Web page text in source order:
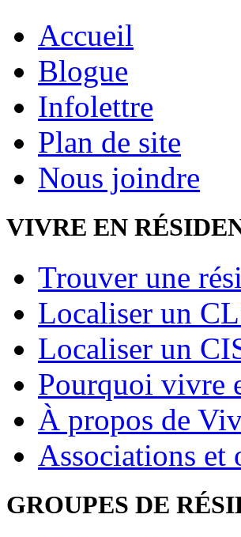
Accueil
Blogue
Infolettre
Plan de site
Nous joindre
VIVRE EN
Trouver une
Localiser un
Localiser un
Pourquoi vivre
À propos de
Associations et
GROUPES DE